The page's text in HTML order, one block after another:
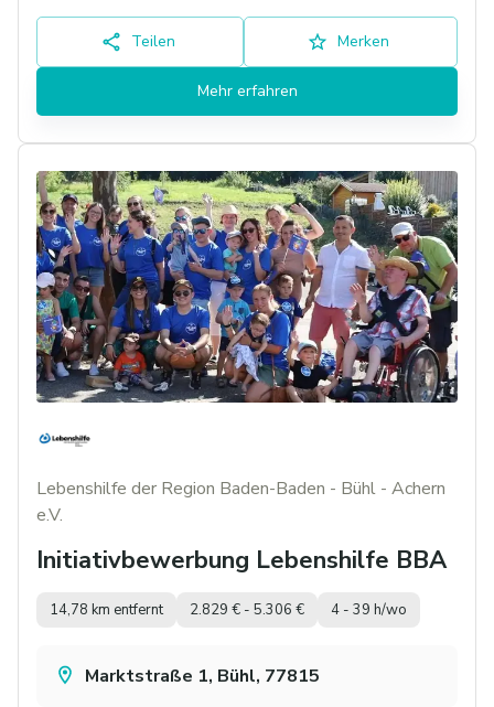
Teilen Merken
Mehr erfahren
Lebenshilfe der Region Baden-Baden - Bühl - Achern
e.V.
Initiativbewerbung Lebenshilfe BBA
14,78 km entfernt 2.829 € - 5.306 € 4 - 39 h/wo
Marktstraße 1, Bühl, 77815